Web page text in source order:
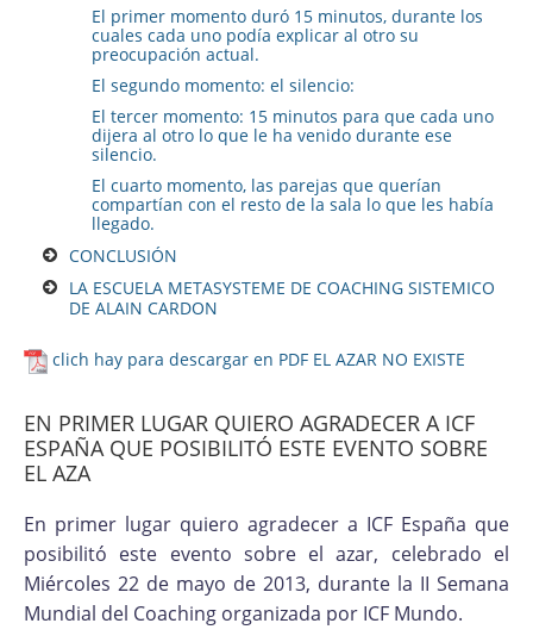
El primer momento duró 15 minutos, durante los
cuales cada uno podía explicar al otro su
preocupación actual.
El segundo momento: el silencio:
El tercer momento: 15 minutos para que cada uno
dijera al otro lo que le ha venido durante ese
silencio.
El cuarto momento, las parejas que querían
compartían con el resto de la sala lo que les había
llegado.
CONCLUSIÓN
LA ESCUELA METASYSTEME DE COACHING SISTEMICO
DE ALAIN CARDON
clich hay para descargar en PDF EL AZAR NO EXISTE
EN PRIMER LUGAR QUIERO AGRADECER A ICF
ESPAÑA QUE POSIBILITÓ ESTE EVENTO SOBRE
EL AZA
En primer lugar quiero agradecer a ICF España que
posibilitó este evento sobre el azar, celebrado el
Miércoles 22 de mayo de 2013, durante la II Semana
Mundial del Coaching organizada por ICF Mundo.